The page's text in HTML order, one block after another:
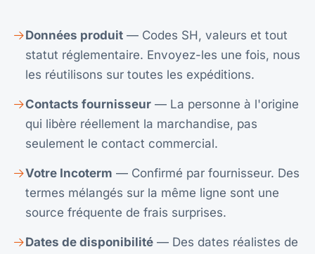
Données produit — Codes SH, valeurs et tout
statut réglementaire. Envoyez-les une fois, nous
les réutilisons sur toutes les expéditions.
Contacts fournisseur — La personne à l'origine
qui libère réellement la marchandise, pas
seulement le contact commercial.
Votre Incoterm — Confirmé par fournisseur. Des
termes mélangés sur la même ligne sont une
source fréquente de frais surprises.
Dates de disponibilité — Des dates réalistes de